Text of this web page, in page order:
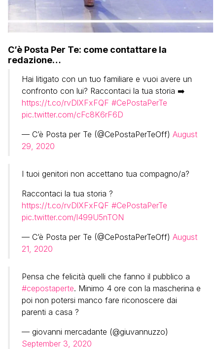
C’è Posta Per Te: come contattare la
redazione…
Hai litigato con un tuo familiare e vuoi avere un
confronto con lui? Raccontaci la tua storia ➡️
https://t.co/rvDlXFxFQF #CePostaPerTe
pic.twitter.com/cFc8K6rF6D
— C’è Posta per Te (@CePostaPerTeOff) August
29, 2020
I tuoi genitori non accettano tua compagno/a?
Raccontaci la tua storia ?
https://t.co/rvDlXFxFQF #CePostaPerTe
pic.twitter.com/l499U5nTON
— C’è Posta per Te (@CePostaPerTeOff) August
21, 2020
Pensa che felicità quelli che fanno il pubblico a
#cepostaperte. Minimo 4 ore con la mascherina e
poi non potersi manco fare riconoscere dai
parenti a casa ?
— giovanni mercadante (@giuvannuzzo)
September 3, 2020